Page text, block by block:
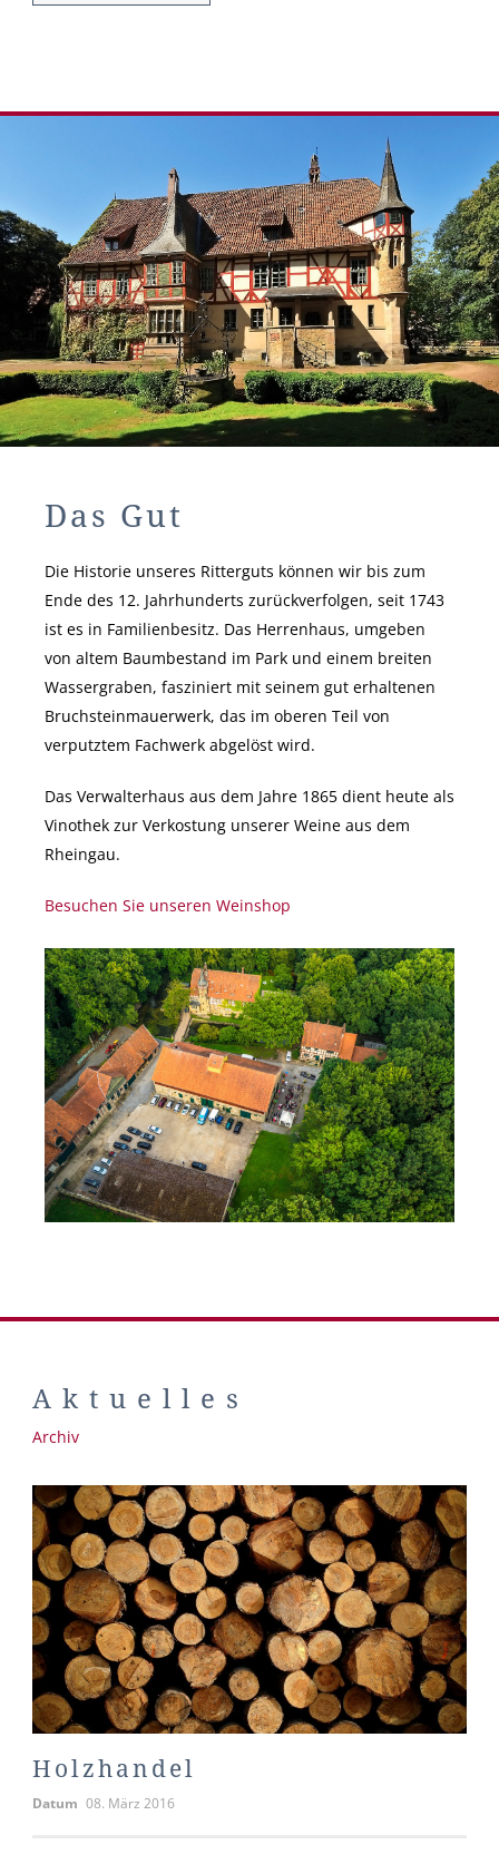
Das Gut
Die Historie unseres Ritterguts können wir bis zum
Ende des 12. Jahrhunderts zurückverfolgen, seit 1743
ist es in Familienbesitz. Das Herrenhaus, umgeben
von altem Baumbestand im Park und einem breiten
Wassergraben, fasziniert mit seinem gut erhaltenen
Bruchsteinmauerwerk, das im oberen Teil von
verputztem Fachwerk abgelöst wird.
Das Verwalterhaus aus dem Jahre 1865 dient heute als
Vinothek zur Verkostung unserer Weine aus dem
Rheingau.
Besuchen Sie unseren Weinshop
Aktuelles
Archiv
Holzhandel
Datum 08. März 2016